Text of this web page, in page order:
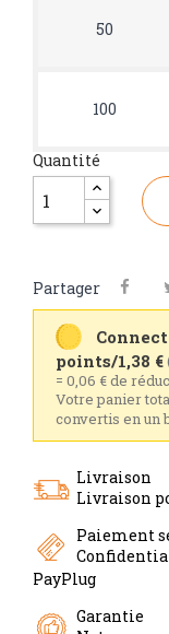
50
100
Quantité
Partager
points/1,38 €
= 0,06 € de
Votre panier
convertis en un
Livraison
Livraison
Paiement
PayPlug
Garantie